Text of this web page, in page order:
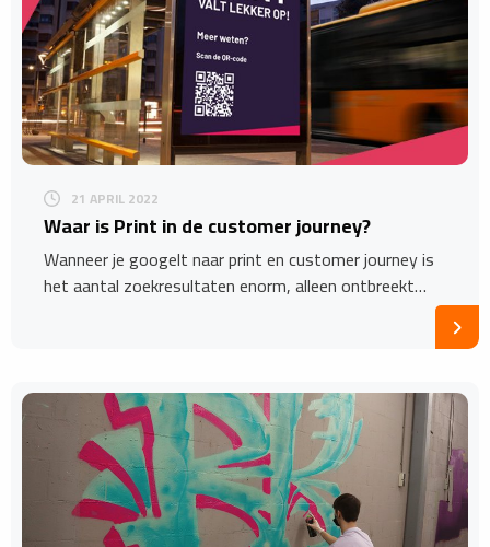
21 APRIL 2022
Waar is Print in de customer journey?
Wanneer je googelt naar print en customer journey is
het aantal zoekresultaten enorm, alleen ontbreekt…